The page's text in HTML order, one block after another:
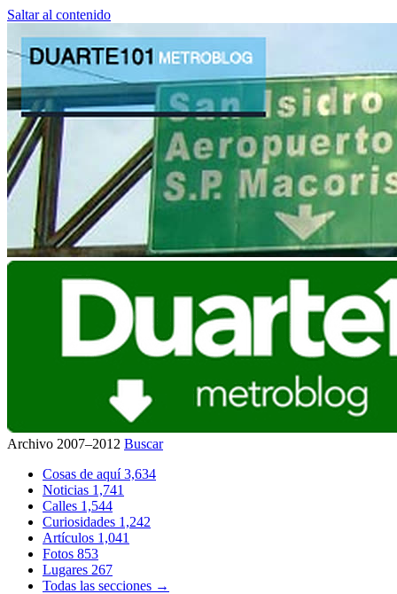
Saltar al contenido
Archivo 2007–2012 Buscar
Cosas de aquí3,634
Noticias 1,741
Calles 1,544
Curiosidades 1,242
Artículos 1,041
Fotos 853
Lugares 267
Todas las secciones →